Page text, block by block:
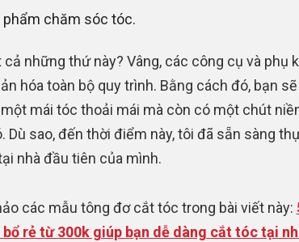
phẩm chăm sóc tóc.
những thứ này? Vâng, các công cụ và phụ
hóa toàn bộ quy trình. Bằng cách đó, bạn sẽ
mái tóc thoải mái mà còn có một chút
Dù sao, đến thời điểm này, tôi đã sẵn sàng
nhà đầu tiên của mình.
các mẫu tông đơ cắt tóc trong bài viết này:
rẻ từ 300k giúp bạn dễ dàng cắt tóc tại